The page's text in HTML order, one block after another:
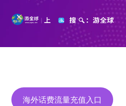
Skip
Skip
首页
公司介绍
海外话费流量充值入口